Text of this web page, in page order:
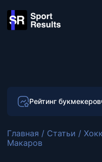
Рейтинг букмекеров
Главная / Статьи /
Макаров